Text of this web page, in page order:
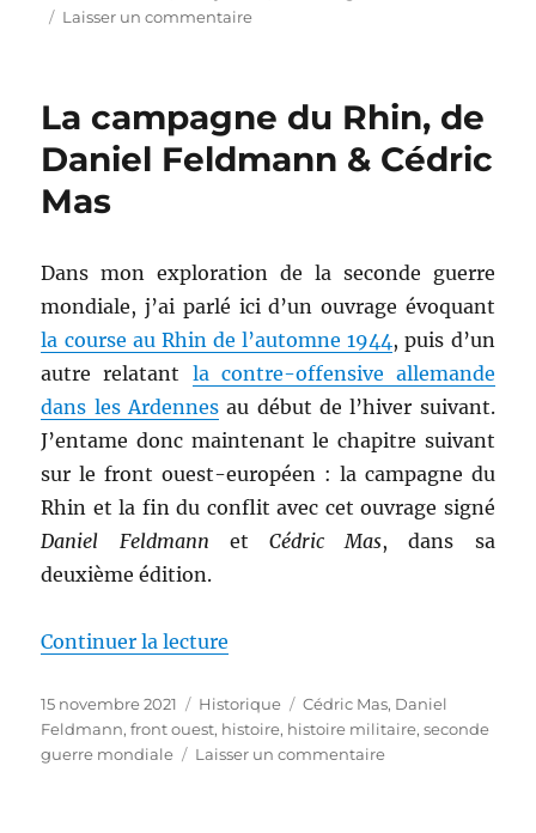
Laisser un commentairesur
Porte
La campagne du Rhin, de
Daniel Feldmann & Cédric
Mas
Dans mon exploration de la seconde guerre
mondiale, j’ai parlé ici d’un ouvrage évoquant
la course au Rhin de l’automne 1944, puis d’un
autre relatant la contre-offensive allemande
dans les Ardennes au début de l’hiver suivant.
J’entame donc maintenant le chapitre suivant
sur le front ouest-européen : la campagne du
Rhin et la fin du conflit avec cet ouvrage signé
Daniel Feldmann etCédric Mas, dans sa
deuxième édition.
Continuer la lecture
Publié
le
15 novembre 2021 Catégories
Historique Étiquettes
Cédric Mas, Daniel
Feldmann,front ouest, histoire, histoire militaire,seconde
guerre mondiale
Laisser un commentairesur